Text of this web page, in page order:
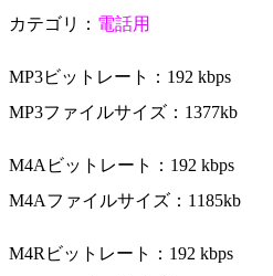
カテゴリ： 電話用
MP3ビットレート：192 kbps
MP3ファイルサイズ：1377kb
M4Aビットレート：192 kbps
M4Aファイルサイズ：1185kb
M4Rビットレート：192 kbps